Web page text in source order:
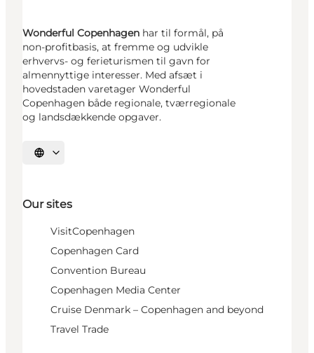
Wonderful Copenhagen har til formål, på
non-profitbasis, at fremme og udvikle
erhvervs- og ferieturismen til gavn for
almennyttige interesser. Med afsæt i
hovedstaden varetager Wonderful
Copenhagen både regionale, tværregionale
og landsdækkende opgaver.
Select language
Our sites
VisitCopenhagen
Copenhagen Card
Convention Bureau
Copenhagen Media Center
Cruise Denmark – Copenhagen and beyond
Travel Trade